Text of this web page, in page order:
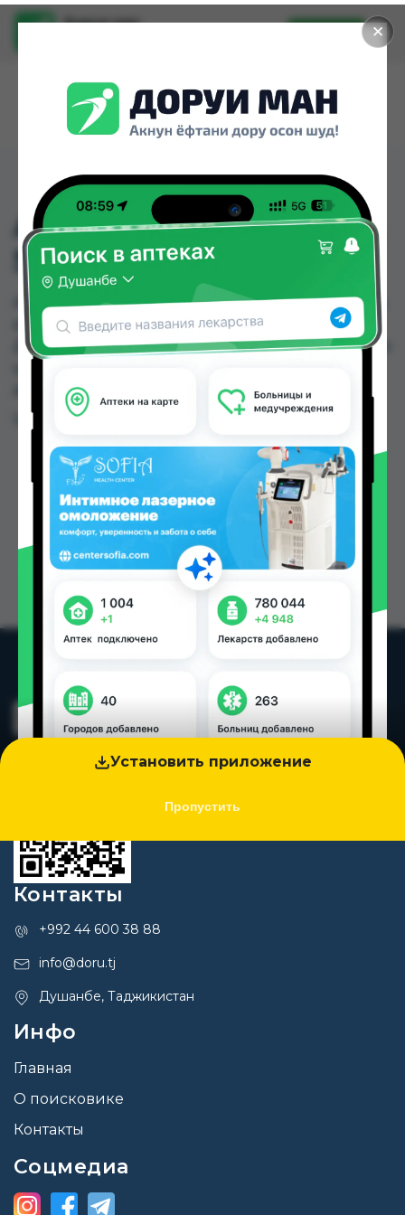
✕
Установить приложение
Пропустить
Доруи ман
Установить
AMLODIPIN 1A PHARMA
5MG №20
AMLODIPIN 1A PHARMA 5MG №20 можно купить
или заказать в аптеках, Дорухона Олмони №1,
Дорухона Олмони №2, Дорухона Олмони №3 по
других городах Таджикистана
Цена: от32.92 TJS
Контакты
+992 44 600 38 88
info@doru.tj
Душанбе, Таджикистан
Инфо
Главная
О поисковике
Контакты
Соцмедиа